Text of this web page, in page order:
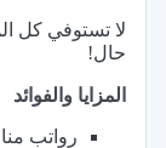
لا تستوفي كل
حال!
المزايا والفوائد